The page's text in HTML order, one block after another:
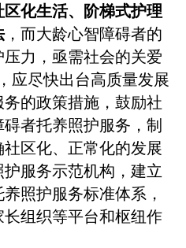
化生活、阶梯式护理
，而大龄心智障碍者的
力，亟需社会的关爱
应尽快出台高质量发展
的政策措施，鼓励社
者托养照护服务，制
区化、正常化的发展
服务示范机构，建立
照护服务标准体系，
组织等平台和枢纽作